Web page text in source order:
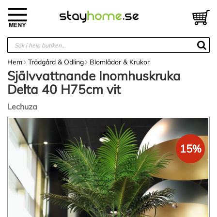
innehållet
Hem Trädgård & Odling Blomlådor & Krukor
Självvattnande Inomhuskruka
Delta 40 H75cm vit
Lechuza
Hoppa
slutet
bildgalleriet
15%